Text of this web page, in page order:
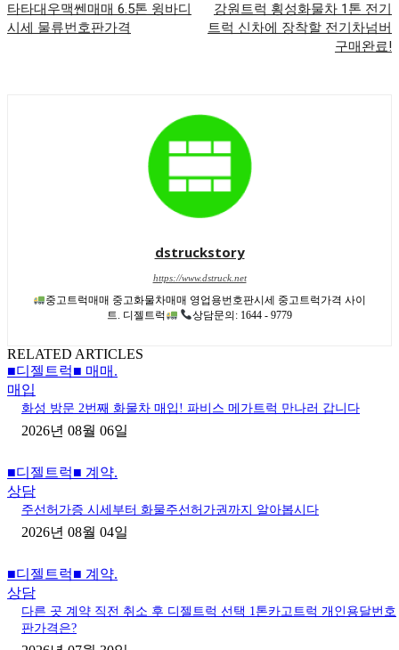
타타대우맥쎈매매 6.5톤 윙바디
시세 물류번호판가격
강원트럭 횡성화물차 1톤 전기
트럭 신차에 장착할 전기차넘버
구매완료!
dstruckstory
https://www.dstruck.net
중고트럭매매 중고화물차매매 영업용번호판시세 중고트럭가격 사이
트. 디젤트럭
상담문의: 1644 - 9779
RELATED ARTICLES
■디젤트럭■ 매매.
매입
화성 방문 2번째 화물차 매입! 파비스 메가트럭 만나러 갑니다
2026년 08월 06일
■디젤트럭■ 계약.
상담
주선허가증 시세부터 화물주선허가권까지 알아봅시다
2026년 08월 04일
■디젤트럭■ 계약.
상담
다른 곳 계약 직전 취소 후 디젤트럭 선택 1톤카고트럭 개인용달번호
판가격은?